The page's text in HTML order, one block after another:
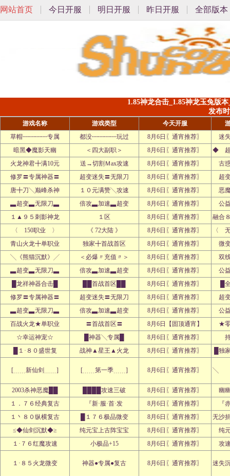
网站首页 今日开服 明日开服 昨日开服 全部版本
1.85神龙合击_1.85神龙玉兔版
发布
游戏名称 游戏类型 今天开服
草帽┉┉┉┉专属
都没┉┉┉┉玩过 8月6日〖通宵推荐〗
迷
暗黑◆魔影天幽
＜四大副职＞ 8月6日〖通宵推荐〗
◆ 超
火龙神君╋满10元
送→切割Ｍax攻速 8月6日〖通宵推荐〗
古
修罗〓专属神器〓
超变迷失〓无限刀 8月6日〖通宵推荐〗
超
唐╋刀╲巅峰杀神
１０元满赞╲攻速 8月6日〖通宵推荐〗
恶
▃超变▃无限刀▃
倍攻▃加速▃超变 8月6日〖通宵推荐〗
公
１▲９５刺影神龙
１区 8月6日〖通宵推荐〗
融合
〈 150职业 〉
《 72大陆 》 8月6日〖通宵推荐〗
〈
青山火龙╋单职业
独家╋首战首区 8月6日〖通宵推荐〗
微
╲《熊猫沉默》╱
＜必爆〃充值〃＞ 8月6日〖通宵推荐〗
双
▃超变▃无限刀▃
倍攻▃加速▃超变 8月6日〖通宵推荐〗
公
█龙祥神器合击█
██首战首区██ 8月6日〖通宵推荐〗
█
修罗〓专属神器〓
超变迷失〓无限刀 8月6日〖通宵推荐〗
超
▃超变▃无限刀▃
倍攻▃加速▃超变 8月6日〖通宵推荐〗
公
百战火龙★单职业
〓首战首区〓 8月6日【固顶通宵】
★
☆幸运神宠☆
█神器╲专属█ 8月6日〖通宵推荐〗
█１·８０盛世复
战神▲星王▲火龙 8月6日〖通宵推荐〗 █独
[﹍﹍新仙剑﹍﹍] [﹍﹍第一季﹍﹍] 8月6日〖通宵推荐〗 ╲
2003杀神恶魔██ ████攻速三破 8月6日〖通宵推荐〗
幽
１．７６经典复古
『新·服·首·发 8月6日〖通宵推荐〗
『
１丶８０纵横复古
█１７６极品微变 8月6日〖通宵推荐〗
无沙
≤◆仙剑沉默◆≥
纯元宝上古阵宝宝 8月6日〖通宵推荐〗
纯
１·７６红魔攻速
小极品+15 8月6日〖通宵推荐〗 攻
１·８５火龙微变 神器●专属●复古 8月6日〖通宵推荐〗 迷失